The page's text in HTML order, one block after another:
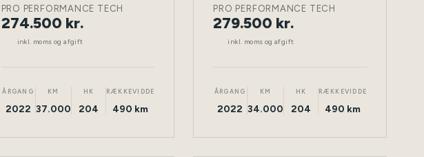
PRO PERFORMANCE TECH
274.500 kr.
inkl. moms og afgift
ÅRGANG
2022
KM
37.000
HK
204
RÆKKEVIDDE
490 km
PRO PERFORMANCE TECH
279.500 kr.
inkl. moms og afgift
ÅRGANG
2022
KM
34.000
HK
204
RÆKKEVIDDE
490 km